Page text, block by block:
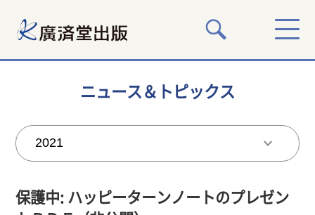
ニュース＆トピックス
保護中: ハッピーターンノートのプレゼン